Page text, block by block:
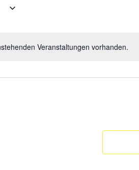
Hinweis
Veranstaltungen vorhanden.